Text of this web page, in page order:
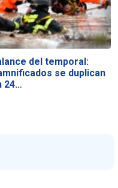
del temporal:
se duplican
24…